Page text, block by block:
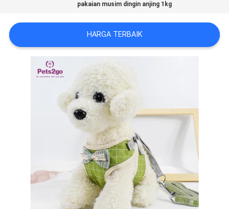
POLICY
pakaian musim dingin anjing 1kg
HARGA TERBAIK